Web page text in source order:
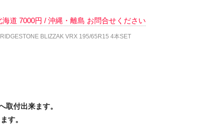
道 7000円 / 沖縄・離島 お問合せください
BLIZZAK VRX 195/65R15 4本SET
取付出来ます。
す。